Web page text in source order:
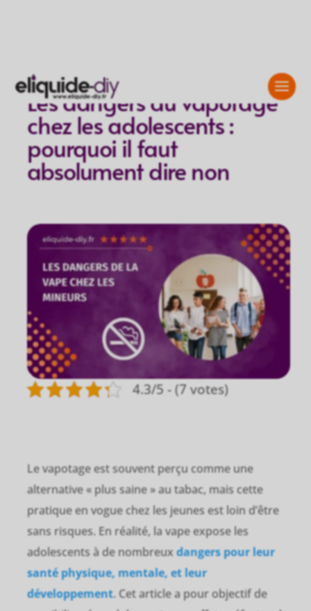
Les dangers du vapotage
chez les adolescents :
pourquoi il faut
absolument dire non
4.3/5 - (7 votes)
Le vapotage est souvent perçu comme une
alternative « plus saine » au tabac, mais cette
pratique en vogue chez les jeunes est loin d’être
sans risques. En réalité, la vape expose les
adolescents à de nombreuxdangers pour leur
santé physique, mentale, et leur
développement. Cet article a pour objectif de